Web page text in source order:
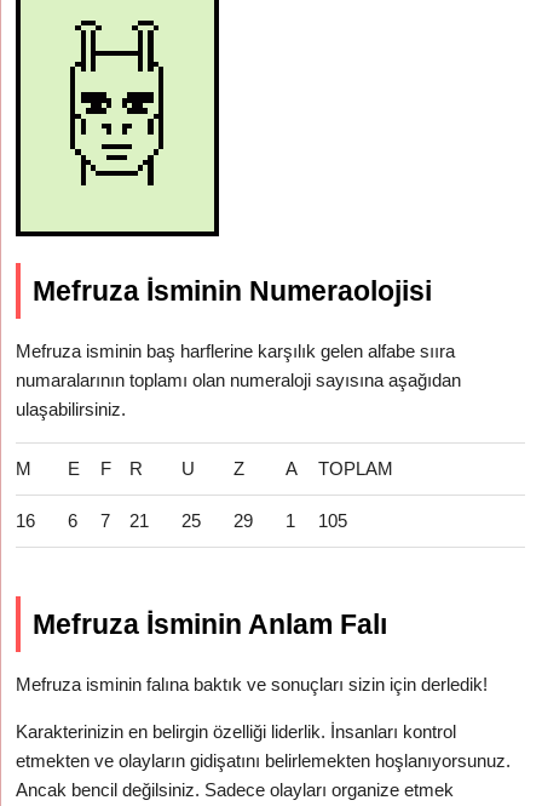
Mefruza İsminin Numeraolojisi
Mefruza isminin baş harflerine karşılık gelen alfabe sııra
numaralarının toplamı olan numeraloji sayısına aşağıdan
ulaşabilirsiniz.
M E F R U Z A TOPLAM
16 6 7 21 25 29 1 105
Mefruza İsminin Anlam Falı
Mefruza isminin falına baktık ve sonuçları sizin için derledik!
Karakterinizin en belirgin özelliği liderlik. İnsanları kontrol
etmekten ve olayların gidişatını belirlemekten hoşlanıyorsunuz.
Ancak bencil değilsiniz. Sadece olayları organize etmek